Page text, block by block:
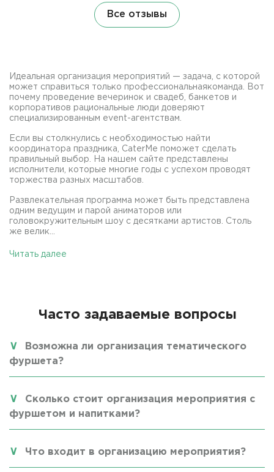
Все отзывы
Идеальная организация мероприятий — задача, с которой
может справиться только профессиональнаякоманда. Вот
почему проведение вечеринок и свадеб, банкетов и
корпоративов рациональные люди доверяют
специализированным event-агентствам.
Если вы столкнулись с необходимостью найти
координатора праздника, CaterMe поможет сделать
правильный выбор. На нашем сайте представлены
исполнители, которые многие годы с успехом проводят
торжества разных масштабов.
Развлекательная программа может быть представлена
одним ведущим и парой аниматоров или
головокружительным шоу с десятками артистов. Столь
же велик...
Читать далее
Часто задаваемые вопросы
Возможна ли организация тематического
фуршета?
Сколько стоит организация мероприятия с
фуршетом и напитками?
Что входит в организацию мероприятия?